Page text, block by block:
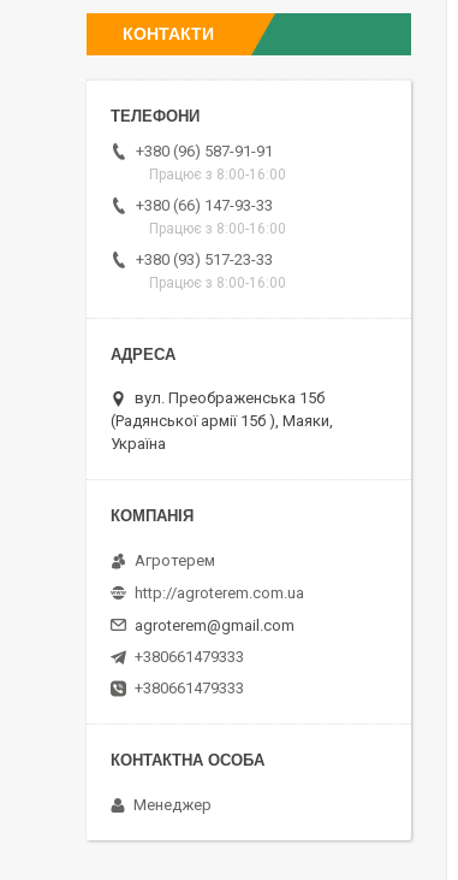
КОНТАКТИ
+380 (96) 587-91-91
Працює з 8:00-16:00
+380 (66) 147-93-33
Працює з 8:00-16:00
+380 (93) 517-23-33
Працює з 8:00-16:00
вул. Преображенська 15б
(Радянської армії 15б ), Маяки,
Україна
Агротерем
http://agroterem.com.ua
agroterem@gmail.com
+380661479333
+380661479333
Менеджер